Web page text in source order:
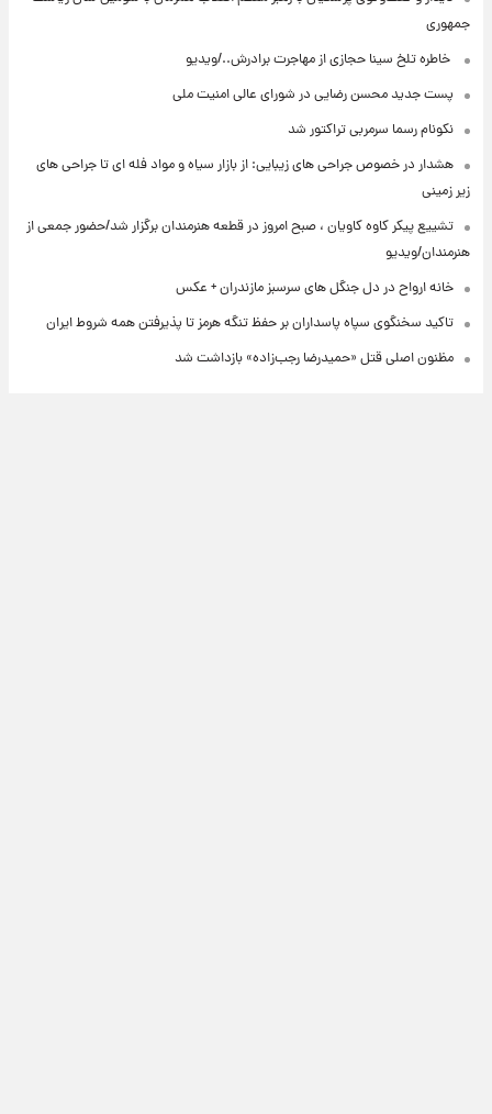
جمهوری
⁨ خاطره تلخ سینا حجازی از مهاجرت برادرش../ویدیو
پست جدید محسن رضایی در شورای عالی امنیت ملی
نکونام رسما سرمربی تراکتور شد
هشدار در خصوص جراحی های زیبایی: از بازار سیاه و مواد فله ای تا جراحی های
زیر زمینی
تشییع پیکر کاوه کاویان ، صبح امروز در قطعه هنرمندان برگزار شد/حضور جمعی از
هنرمندان/ویدیو
خانه ارواح در دل جنگل های سرسبز مازندران + عکس
تاکید سخنگوی سپاه پاسداران بر حفظ تنگه هرمز تا پذیرفتن همه شروط ایران
مظنون اصلی قتل «حمیدرضا رجب‌زاده» بازداشت شد